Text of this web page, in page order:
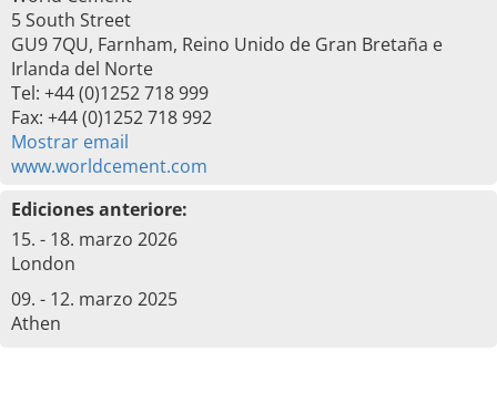
5 South Street
GU9 7QU, Farnham, Reino Unido de Gran Bretaña e
Irlanda del Norte
Tel: +44 (0)1252 718 999
Fax: +44 (0)1252 718 992
Mostrar email
www.worldcement.com
Ediciones anteriore:
15. - 18. marzo 2026
London
09. - 12. marzo 2025
Athen